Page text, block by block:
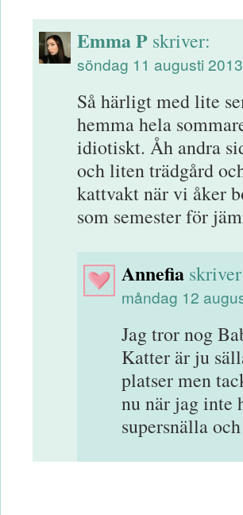
Emma P skriver:
söndag 11 augusti
Så härligt med lite
hemma hela
idiotiskt. Åh andra
och liten trädgård
kattvakt när vi åker
som semester för
Annefia
måndag 12
Jag tror nog
Katter är ju
platser men
nu när jag inte
supersnälla